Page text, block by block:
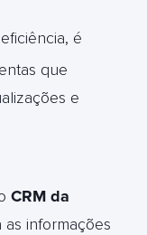
é
que
e
CRM da
informações